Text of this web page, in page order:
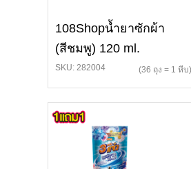
108Shopน้ำยาซักผ้า
(สีชมพู) 120 ml.
SKU: 282004 (36 ถุง = 1 หีบ)